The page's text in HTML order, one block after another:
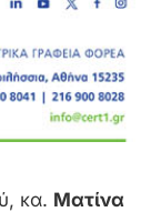
κα. Ματίνα